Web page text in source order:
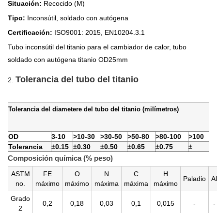
Situación: Recocido (M)
Tipo: Inconsútil, soldado con autógena
Certificación: ISO9001: 2015, EN10204.3.1
Tubo inconsútil del titanio para el cambiador de calor, tubo
soldado con autógena titanio OD25mm
2. Tolerancia del tubo del titanio
Tolerancia del diametere del tubo del titanio (milímetros)
OD 3-10 >10-30 >30-50 >50-80 >80-100
>100
Tolerancia
±0.15 ±0.30 ±0.50 ±0.65 ±0.75 ±
Composición química (% peso)
ASTM
no.
FE
máximo
O
máximo
N
máxima
C
máxima
H
máximo
Paladio Al
Grado
2
0,2 0,18 0,03 0,1 0,015 - -